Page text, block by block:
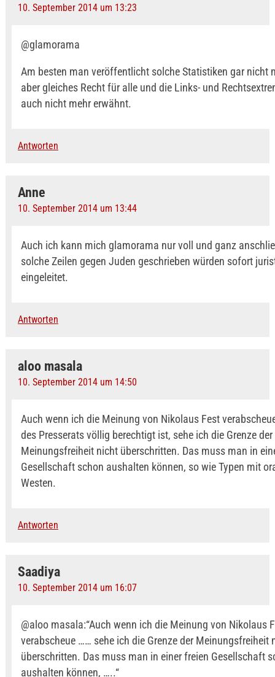
10. September 2014 um 13:23
@glamorama
Am besten man veröffentlicht solche Statistiken gar nicht
aber gleiches Recht für alle und die Links- und
auch nicht mehr erwähnt.
Antworten
Anne
10. September 2014 um 13:44
Auch ich kann mich glamorama nur voll und ganz
solche Zeilen gegen Juden geschrieben würden sofort
eingeleitet.
Antworten
aloo masala
10. September 2014 um 14:50
Auch wenn ich die Meinung von Nikolaus Fest
des Presserats völlig berechtigt ist, sehe ich die Grenze der
Meinungsfreiheit nicht überschritten. Das muss man in
Gesellschaft schon aushalten können, so wie Typen mit
Westen.
Antworten
Saadiya
10. September 2014 um 16:07
@aloo masala:“Auch wenn ich die Meinung von Nikolaus
verabscheue …… sehe ich die Grenze der Meinungsfreiheit
überschritten. Das muss man in einer freien Gesellschaft
aushalten können, …..“